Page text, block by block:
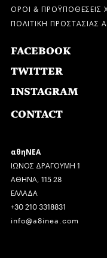
ΟΡΟΙ & ΠΡΟΫΠΟΘΕΣΕΙΣ
ΠΟΛΙΤΙΚΗ ΠΡΟΣΤΑΣΙΑΣ
FACEBOOK
TWITTER
INSTAGRAM
CONTACT
αθηΝΕΑ
ΙΩΝΟΣ ΔΡΑΓΟΥΜΗ 1
ΑΘΗΝΑ, 115 28
ΕΛΛΑΔΑ
+30 210 3318831
info@a8inea.com